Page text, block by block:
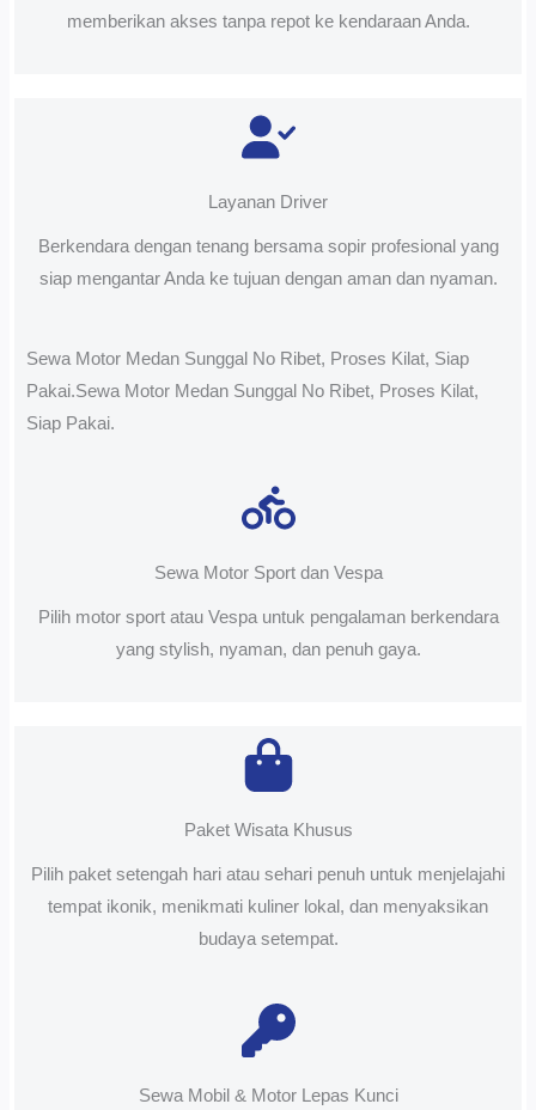
memberikan akses tanpa repot ke kendaraan Anda.
Layanan Driver
Berkendara dengan tenang bersama sopir profesional yang
siap mengantar Anda ke tujuan dengan aman dan nyaman.
Sewa Motor Medan Sunggal No Ribet, Proses Kilat, Siap
Pakai.Sewa Motor Medan Sunggal No Ribet, Proses Kilat,
Siap Pakai.
Sewa Motor Sport dan Vespa
Pilih motor sport atau Vespa untuk pengalaman berkendara
yang stylish, nyaman, dan penuh gaya.
Paket Wisata Khusus
Pilih paket setengah hari atau sehari penuh untuk menjelajahi
tempat ikonik, menikmati kuliner lokal, dan menyaksikan
budaya setempat.
Sewa Mobil & Motor Lepas Kunci